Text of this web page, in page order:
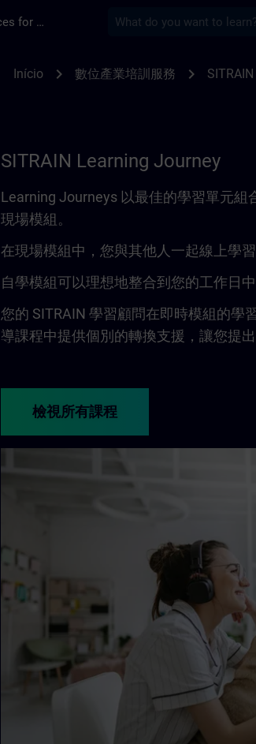
Training Services for Digital Industries
Início chevron_right 數位產業培訓服務 chevron_right
SITRAIN Learning Journey
Learning Journeys 以最佳的學習單元
現場模組。
在現場模組中，您與其他人一起線上學
自學模組可以理想地整合到您的工作日
您的 SITRAIN 學習顧問在即時模組的學
導課程中提供個別的轉換支援，讓您提
檢視所有課程